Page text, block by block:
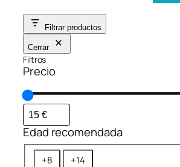
Filtrar productos
Cerrar
Filtros
Precio
Edad recomendada
E +8 +14